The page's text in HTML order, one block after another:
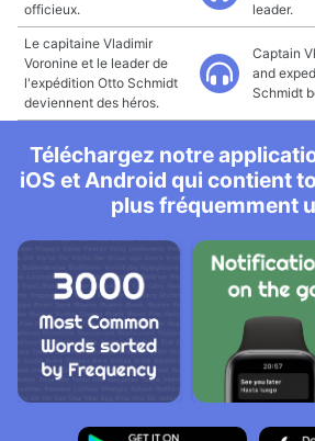
officieux.
leader.
Le capitaine Vladimir
Voronine et le leader de
l'expédition Otto Schmidt
deviennent des héros.
Captain
and
Schmidt
Téléchargez notre
iOS et Android qui contient
plus fréquemment